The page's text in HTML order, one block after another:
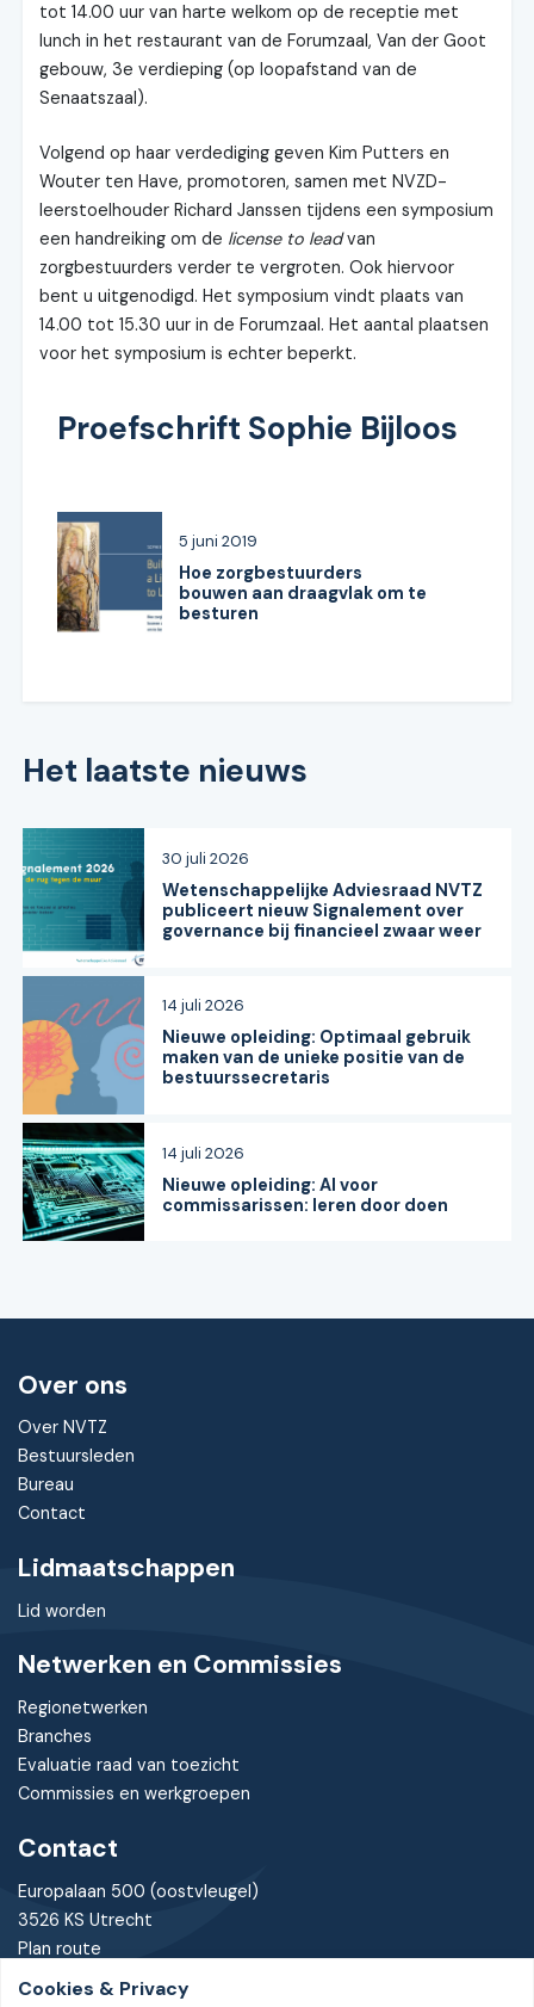
Cookies & Privacy
tot 14.00 uur van harte welkom op de receptie met
lunch in het restaurant van de Forumzaal, Van der Goot
gebouw, 3e verdieping (op loopafstand van de
Senaatszaal).
Volgend op haar verdediging geven Kim Putters en
Wouter ten Have, promotoren, samen met NVZD-
leerstoelhouder Richard Janssen tijdens een symposium
een handreiking om de license to leadvan
zorgbestuurders verder te vergroten. Ook hiervoor
bent u uitgenodigd. Het symposium vindt plaats van
14.00 tot 15.30 uur in de Forumzaal. Het aantal plaatsen
voor het symposium is echter beperkt.
Proefschrift Sophie Bijloos
Hoe zorgbestuurders
bouwen aan draagvlak om te
besturen
5 juni 2019
Het laatste nieuws
Wetenschappelijke Adviesraad NVTZ
publiceert nieuw Signalement over
governance bij financieel zwaar weer
30 juli 2026
Nieuwe opleiding: Optimaal gebruik
maken van de unieke positie van de
bestuurssecretaris
14 juli 2026
Nieuwe opleiding: AI voor
commissarissen: leren door doen
14 juli 2026
Over ons
Over NVTZ
Bestuursleden
Bureau
Contact
Lidmaatschappen
Lid worden
Netwerken en Commissies
Regionetwerken
Branches
Evaluatie raad van toezicht
Commissies en werkgroepen
Contact
Europalaan 500 (oostvleugel)
3526 KS Utrecht
Plan route
030 - 7370085